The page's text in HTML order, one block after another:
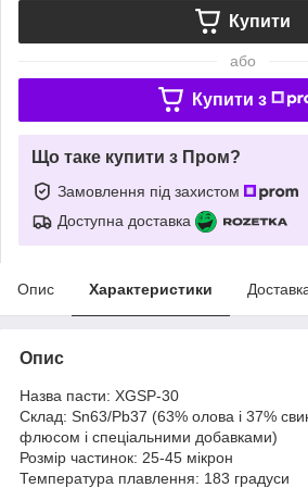
Купити
або
Купити з
Що таке купити з Пром?
Замовлення під захистом
Доступна доставка
Опис Характеристики
Опис
Назва пасти: XGSP-30
Склад: Sn63/Pb37 (63% олова і 37%
флюсом і спеціальними добавками)
Розмір частинок: 25-45 мікрон
Температура плавлення: 183 градуси